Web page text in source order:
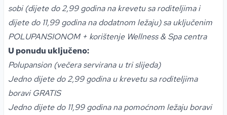
sobi (dijete do 2,99 godina na krevetu sa roditeljima i
dijete do 11,99 godina na dodatnom ležaju) sa uključenim
POLUPANSIONOM + korištenje Wellness & Spa centra
U ponudu uključeno:
Polupansion (večera servirana u tri slijeda)
Jedno dijete do 2,99 godina u krevetu sa roditeljima
boravi GRATIS
Jedno dijete do 11,99 godina na pomoćnom ležaju boravi